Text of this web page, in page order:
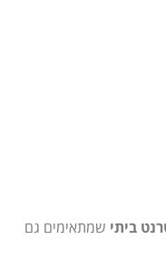
ביתי שמתאימים גם